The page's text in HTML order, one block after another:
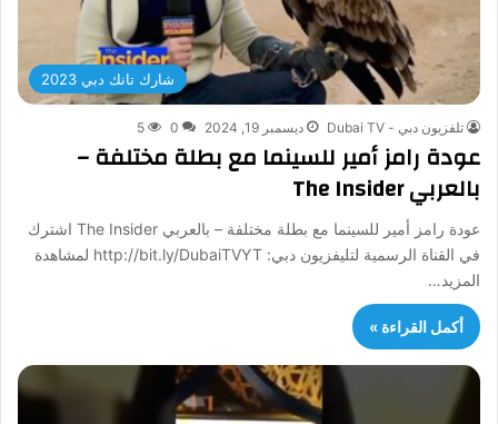
شارك تانك دبي 2023
تلفزيون دبي - Dubai TV ديسمبر 19, 2024 0
5
عودة رامز أمير للسينما مع بطلة مختلفة –
بالعربي The Insider
عودة رامز أمير للسينما مع بطلة مختلفة – بالعربي The Insider اشترك
في القناة الرسمية لتليفزيون دبي: http://bit.ly/DubaiTVYT لمشاهدة
المزيد…
أكمل القراءة »